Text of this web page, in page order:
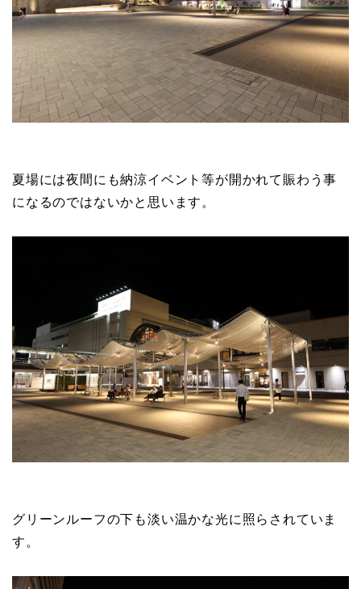
夏場には夜間にも納涼イベント等が開かれて賑わう事
になるのではないかと思います。
グリーンルーフの下も淡い温かな光に照らされていま
す。